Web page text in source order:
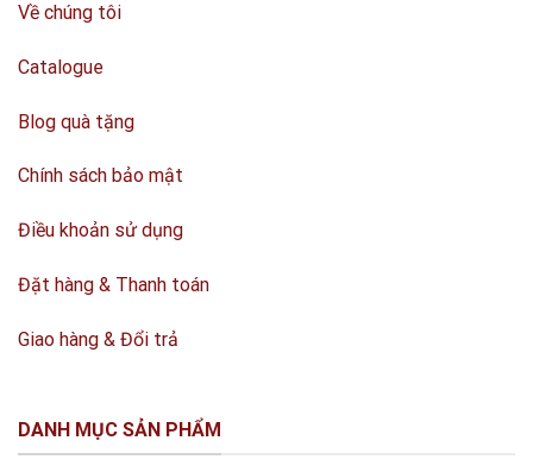
Về chúng tôi
Catalogue
Blog quà tặng
Chính sách bảo mật
Điều khoản sử dụng
Đặt hàng & Thanh toán
Giao hàng & Đổi trả
DANH MỤC SẢN PHẨM